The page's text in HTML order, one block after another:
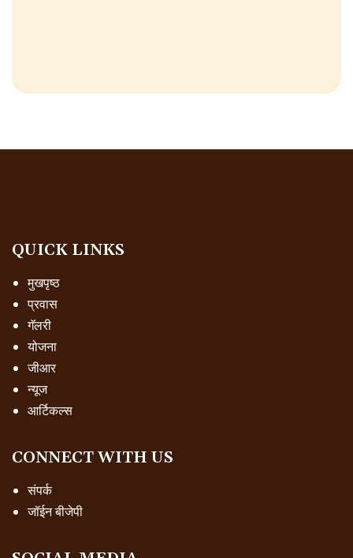
QUICK LINKS
मुखपृष्ठ
प्रवास
गॅलरी
योजना
जीआर
न्यूज
आर्टिकल्स
CONNECT WITH US
संपर्क
जॉईन बीजेपी